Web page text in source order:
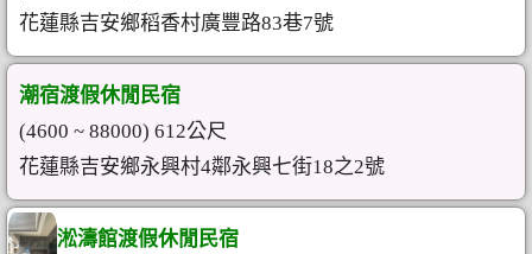
花蓮縣吉安鄉稻香村廣豐路83巷7號
潮宿渡假休閒民宿
(4600 ~ 88000) 612公尺
花蓮縣吉安鄉永興村4鄰永興七街18之2號
淞濤館渡假休閒民宿